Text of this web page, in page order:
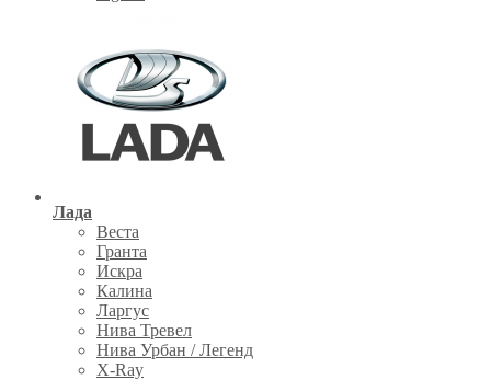
Лада
Веста
Гранта
Искра
Калина
Ларгус
Нива Тревел
Нива Урбан / Легенд
X-Ray